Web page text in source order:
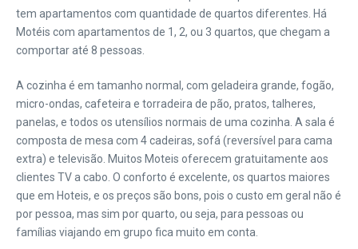
tem apartamentos com quantidade de quartos diferentes. Há
Motéis com apartamentos de 1, 2, ou 3 quartos, que chegam a
comportar até 8 pessoas.
A cozinha é em tamanho normal, com geladeira grande, fogão,
micro-ondas, cafeteira e torradeira de pão, pratos, talheres,
panelas, e todos os utensílios normais de uma cozinha. A sala é
composta de mesa com 4 cadeiras, sofá (reversível para cama
extra) e televisão. Muitos Moteis oferecem gratuitamente aos
clientes TV a cabo. O conforto é excelente, os quartos maiores
que em Hoteis, e os preços são bons, pois o custo em geral não é
por pessoa, mas sim por quarto, ou seja, para pessoas ou
famílias viajando em grupo fica muito em conta.